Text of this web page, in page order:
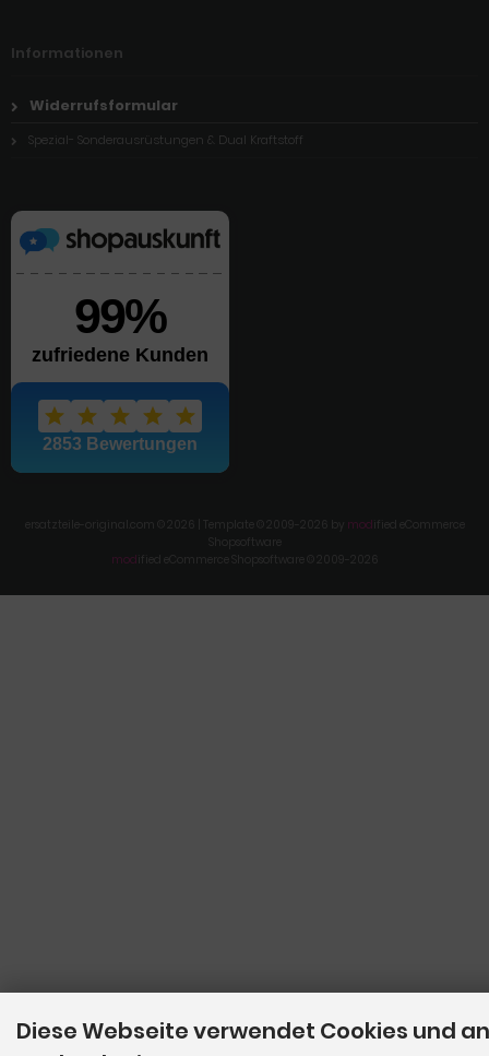
Informationen
Widerrufsformular
Spezial- Sonderausrüstungen & Dual Kraftstoff
ersatzteile-original.com © 2026 | Template © 2009-2026 by mod ified eCommerce
Shopsoftware
mod ified eCommerce Shopsoftware © 2009-2026
Diese Webseite verwendet Cookies und